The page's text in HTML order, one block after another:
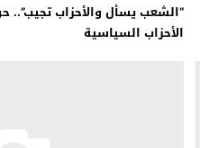
“الشعب يسأل والأحزاب تجيب”..
الأحزاب السياسية